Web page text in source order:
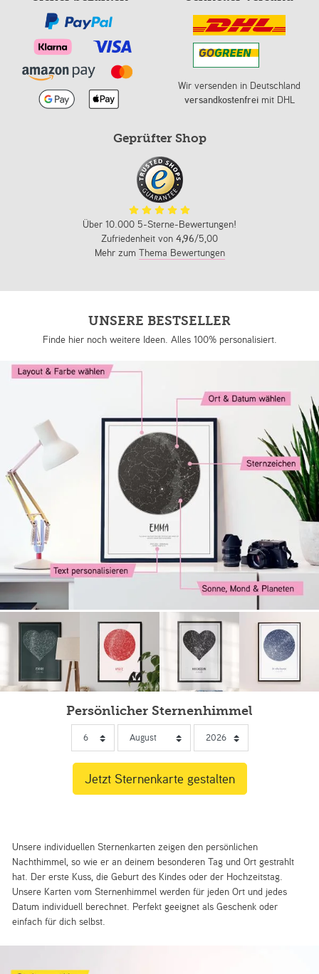
Wir versenden in Deutschland
versandkostenfreimit DHL
Geprüfter Shop
Über 10.000 5-Sterne-Bewertungen!
Zufriedenheit von 4,96/5,00
Mehr zum Thema Bewertungen
UNSERE BESTSELLER
Finde hier noch weitere Ideen. Alles 100% personalisiert.
Persönlicher Sternenhimmel
Unsere individuellen Sternenkarten zeigen den persönlichen
Nachthimmel, so wie er an deinem besonderen Tag und Ort gestrahlt
hat. Der erste Kuss, die Geburt des Kindes oder der Hochzeitstag.
Unsere Karten vom Sternenhimmel werden für jeden Ort und jedes
Datum individuell berechnet. Perfekt geeignet als Geschenk oder
einfach für dich selbst.